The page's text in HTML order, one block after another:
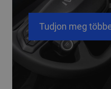
Tudjon meg